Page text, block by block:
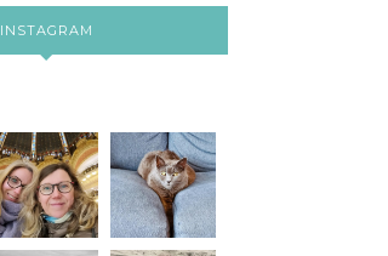
INSTAGRAM